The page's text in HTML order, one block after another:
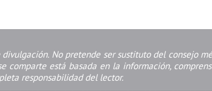
No pretende ser sustituto del consejo
está basada en la información,
responsabilidad del lector.